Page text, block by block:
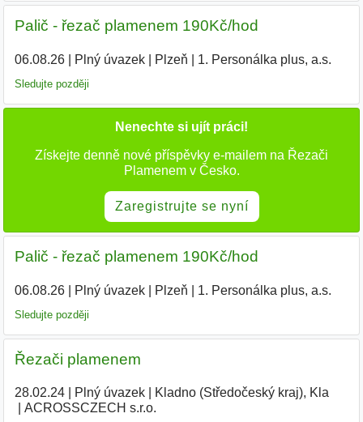
Palič - řezač plamenem 190Kč/hod
06.08.26| Plný úvazek| Plzeň 1. Personálka plus, a.s.
Sledujte později
Nenechte si ujít práci!
Získejte denně nové příspěvky e-mailem na Řezači
Plamenem v Česko.
Zaregistrujte se nyní
Palič - řezač plamenem 190Kč/hod
06.08.26| Plný úvazek| Plzeň 1. Personálka plus, a.s.
Sledujte později
Řezači plamenem
28.02.24| Plný úvazek| Kladno (Středočeský kraj), Kla
ACROSSCZECH s.r.o.